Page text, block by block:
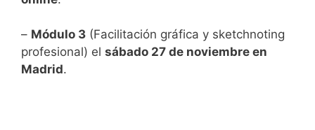
– Módulo 3 (Facilitación gráfica y sketchnoting
profesional) el sábado 27 de noviembre en
Madrid.